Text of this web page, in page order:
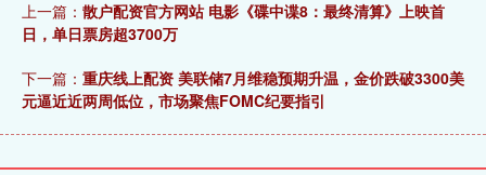
上一篇： 散户配资官方网站 电影《碟中谍8：最终清算》上映首
日，单日票房超3700万
下一篇： 重庆线上配资 美联储7月维稳预期升温，金价跌破3300美
元逼近近两周低位，市场聚焦FOMC纪要指引